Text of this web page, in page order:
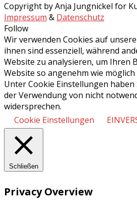
Copyright by Anja Jungnickel for
Impressum & Datenschutz
Follow
Wir verwenden Cookies auf
ihnen sind essenziell, während
Website zu analysieren, um Ihren
Website so angenehm wie
Unter Cookie Einstellungen haben
der Verwendung von nicht
widersprechen.
Cookie Einstellungen
Schließen
Privacy Overview